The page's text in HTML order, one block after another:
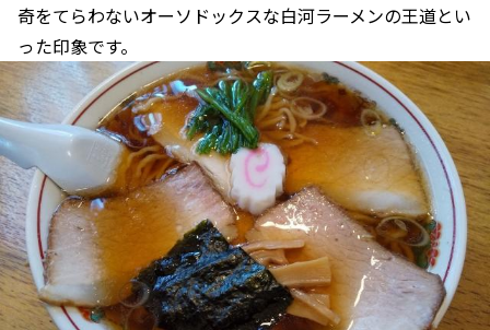
奇をてらわないオーソドックスな白河ラーメンの王道とい
った印象です。